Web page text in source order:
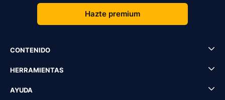
Hazte premium
CONTENIDO
HERRAMIENTAS
AYUDA